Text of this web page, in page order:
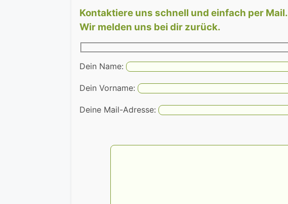
Kontaktiere uns schnell und einfach per Mail.
Wir melden uns bei dir zurück.
Dein Name:
Dein Vorname:
Deine Mail-Adresse: